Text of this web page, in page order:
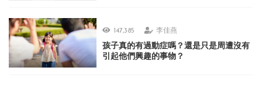
147,385 李佳燕
孩子真的有過動症嗎？還是只是周遭沒有
引起他們興趣的事物？